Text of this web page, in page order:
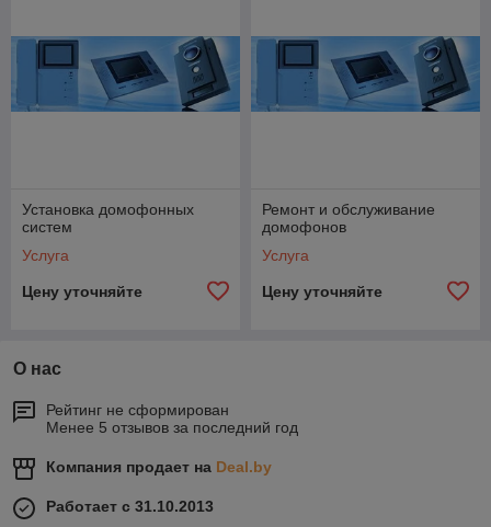
Установка домофонных
систем
Услуга
Цену уточняйте
Ремонт и обслуживание
домофонов
Услуга
Цену уточняйте
О нас
Рейтинг не сформирован
Менее 5 отзывов за последний год
Компания продает на Deal.by
Работает с 31.10.2013